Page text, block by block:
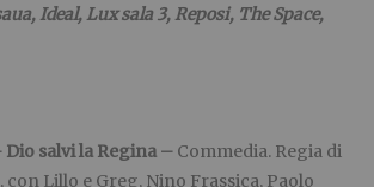
Ideal, Lux sala 3, Reposi, The Space,
salvi la Regina – Commedia. Regia di
con Lillo e Greg, Nino Frassica, Paolo